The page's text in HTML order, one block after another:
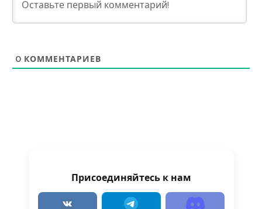
0 КОММЕНТАРИЕВ
Присоединяйтесь к нам